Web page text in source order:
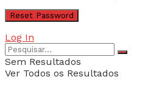
Log In
Sem Resultados
Ver Todos os Resultados